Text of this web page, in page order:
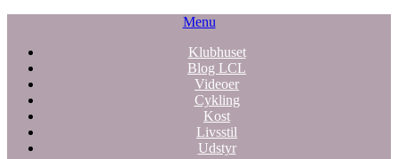
Menu
Klubhuset
Blog LCL
Videoer
Cykling
Kost
Livsstil
Udstyr